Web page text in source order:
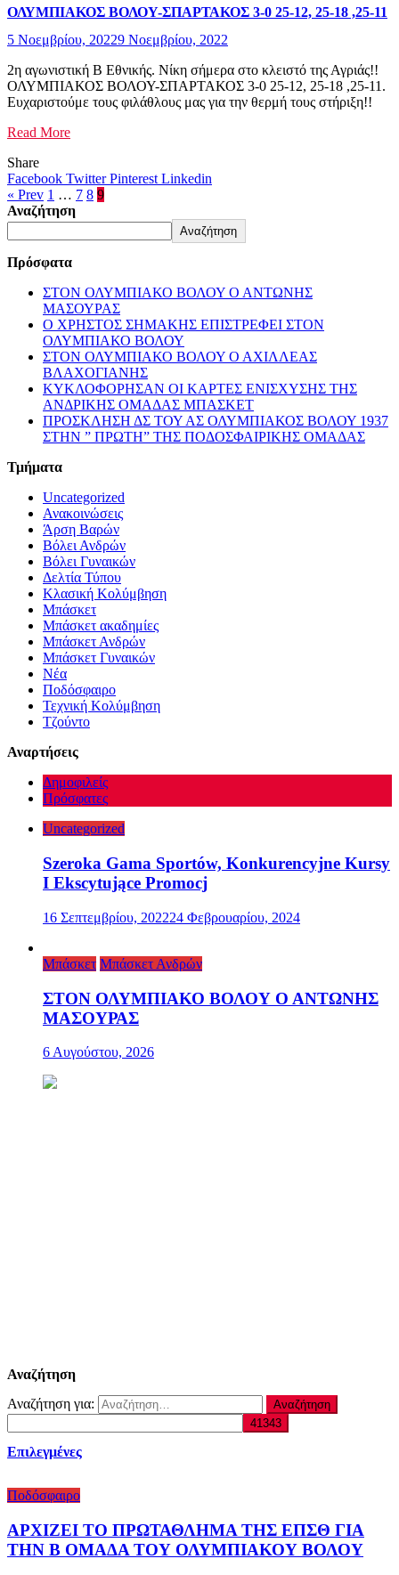
ΟΛΥΜΠΙΑΚΟΣ ΒΟΛΟΥ-ΣΠΑΡΤΑΚΟΣ 3-0 25-12, 25-18 ,25-11
5 Νοεμβρίου, 20229 Νοεμβρίου, 2022
2η αγωνιστική Β Εθνικής. Νίκη σήμερα στο κλειστό της Αγριάς!!
ΟΛΥΜΠΙΑΚΟΣ ΒΟΛΟΥ-ΣΠΑΡΤΑΚΟΣ 3-0 25-12, 25-18 ,25-11.
Ευχαριστούμε τους φιλάθλους μας για την θερμή τους στήριξη!!
Read More
Share
Facebook TwitterPinterest Linkedin
« Prev 1 … 7 8 9
Αναζήτηση
Αναζήτηση
Πρόσφατα
ΣΤΟΝ ΟΛΥΜΠΙΑΚΟ ΒΟΛΟΥ Ο ΑΝΤΩΝΗΣ
ΜΑΣΟΥΡΑΣ
Ο ΧΡΗΣΤΟΣ ΣΗΜΑΚΗΣ ΕΠΙΣΤΡΕΦΕΙ ΣΤΟΝ
ΟΛΥΜΠΙΑΚΟ ΒΟΛΟΥ
ΣΤΟΝ ΟΛΥΜΠΙΑΚΟ ΒΟΛΟΥ Ο ΑΧΙΛΛΕΑΣ
ΒΛΑΧΟΓΙΑΝΗΣ
ΚΥΚΛΟΦΟΡΗΣΑΝ ΟΙ ΚΑΡΤΕΣ ΕΝΙΣΧΥΣΗΣ ΤΗΣ
ΑΝΔΡΙΚΗΣ ΟΜΑΔΑΣ ΜΠΑΣΚΕΤ
ΠΡΟΣΚΛΗΣΗ ΔΣ ΤΟΥ ΑΣ ΟΛΥΜΠΙΑΚΟΣ ΒΟΛΟΥ 1937
ΣΤΗΝ ” ΠΡΩΤΗ” ΤΗΣ ΠΟΔΟΣΦΑΙΡΙΚΗΣ ΟΜΑΔΑΣ
Τμήματα
Uncategorized
Ανακοινώσεις
Άρση Βαρών
Βόλει Ανδρών
Βόλει Γυναικών
Δελτία Τύπου
Κλασική Κολύμβηση
Μπάσκετ
Μπάσκετ ακαδημίες
Μπάσκετ Ανδρών
Μπάσκετ Γυναικών
Νέα
Ποδόσφαιρο
Τεχνική Κολύμβηση
Τζούντο
Αναρτήσεις
Δημοφιλείς
Πρόσφατες
Uncategorized
Szeroka Gama Sportów, Konkurencyjne Kursy
I Ekscytujące Promocj
16 Σεπτεμβρίου, 202224 Φεβρουαρίου, 2024
Μπάσκετ Μπάσκετ Ανδρών
ΣΤΟΝ ΟΛΥΜΠΙΑΚΟ ΒΟΛΟΥ Ο ΑΝΤΩΝΗΣ
ΜΑΣΟΥΡΑΣ
6 Αυγούστου, 2026
Αναζήτηση
Αναζήτηση για:
Επιλεγμένες
Ποδόσφαιρο
ΑΡΧΙΖΕΙ ΤΟ ΠΡΩΤΑΘΛΗΜΑ ΤΗΣ ΕΠΣΘ ΓΙΑ
ΤΗΝ Β ΟΜΑΔΑ ΤΟΥ ΟΛΥΜΠΙΑΚΟΥ ΒΟΛΟΥ